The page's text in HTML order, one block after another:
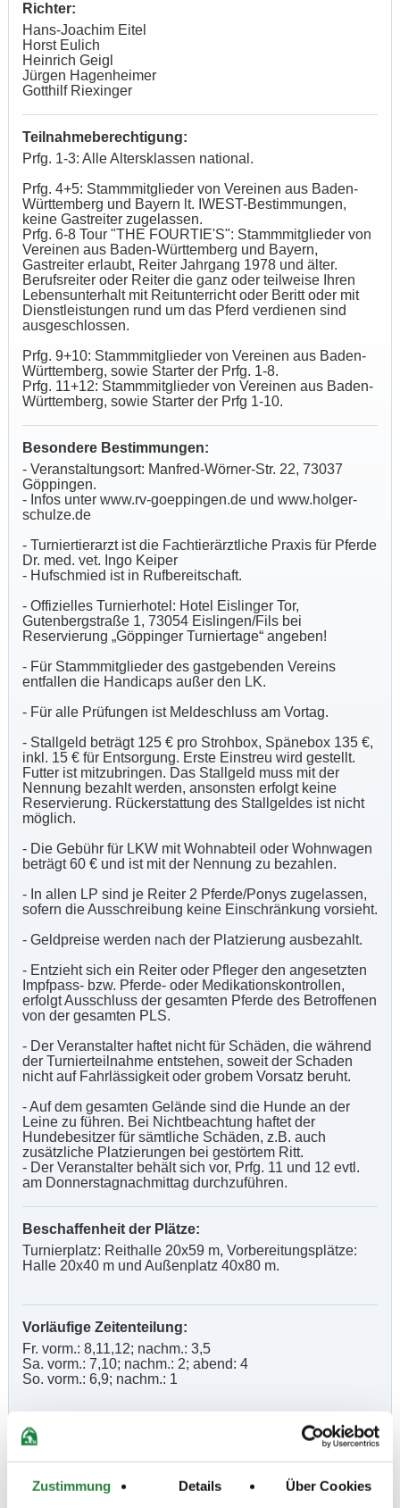
Zustimmung Details Über Cookies
Richter:
Hans-Joachim Eitel
Horst Eulich
Heinrich Geigl
Jürgen Hagenheimer
Gotthilf Riexinger
Teilnahmeberechtigung:
Prfg. 1-3: Alle Altersklassen national.
Prfg. 4+5: Stammmitglieder von Vereinen aus Baden-
Württemberg und Bayern lt. IWEST-Bestimmungen,
keine Gastreiter zugelassen.
Prfg. 6-8 Tour "THE FOURTIE'S": Stammmitglieder von
Vereinen aus Baden-Württemberg und Bayern,
Gastreiter erlaubt, Reiter Jahrgang 1978 und älter.
Berufsreiter oder Reiter die ganz oder teilweise Ihren
Lebensunterhalt mit Reitunterricht oder Beritt oder mit
Dienstleistungen rund um das Pferd verdienen sind
ausgeschlossen.
Prfg. 9+10: Stammmitglieder von Vereinen aus Baden-
Württemberg, sowie Starter der Prfg. 1-8.
Prfg. 11+12: Stammmitglieder von Vereinen aus Baden-
Württemberg, sowie Starter der Prfg 1-10.
Besondere Bestimmungen:
- Veranstaltungsort: Manfred-Wörner-Str. 22, 73037
Göppingen.
- Infos unter www.rv-goeppingen.de und www.holger-
schulze.de
- Turniertierarzt ist die Fachtierärztliche Praxis für Pferde
Dr. med. vet. Ingo Keiper
- Hufschmied ist in Rufbereitschaft.
- Offizielles Turnierhotel: Hotel Eislinger Tor,
Gutenbergstraße 1, 73054 Eislingen/Fils bei
Reservierung „Göppinger Turniertage“ angeben!
- Für Stammmitglieder des gastgebenden Vereins
entfallen die Handicaps außer den LK.
- Für alle Prüfungen ist Meldeschluss am Vortag.
- Stallgeld beträgt 125 € pro Strohbox, Spänebox 135 €,
inkl. 15 € für Entsorgung. Erste Einstreu wird gestellt.
Futter ist mitzubringen. Das Stallgeld muss mit der
Nennung bezahlt werden, ansonsten erfolgt keine
Reservierung. Rückerstattung des Stallgeldes ist nicht
möglich.
- Die Gebühr für LKW mit Wohnabteil oder Wohnwagen
beträgt 60 € und ist mit der Nennung zu bezahlen.
- In allen LP sind je Reiter 2 Pferde/Ponys zugelassen,
sofern die Ausschreibung keine Einschränkung vorsieht.
- Geldpreise werden nach der Platzierung ausbezahlt.
- Entzieht sich ein Reiter oder Pfleger den angesetzten
Impfpass- bzw. Pferde- oder Medikationskontrollen,
erfolgt Ausschluss der gesamten Pferde des Betroffenen
von der gesamten PLS.
- Der Veranstalter haftet nicht für Schäden, die während
der Turnierteilnahme entstehen, soweit der Schaden
nicht auf Fahrlässigkeit oder grobem Vorsatz beruht.
- Auf dem gesamten Gelände sind die Hunde an der
Leine zu führen. Bei Nichtbeachtung haftet der
Hundebesitzer für sämtliche Schäden, z.B. auch
zusätzliche Platzierungen bei gestörtem Ritt.
- Der Veranstalter behält sich vor, Prfg. 11 und 12 evtl.
am Donnerstagnachmittag durchzuführen.
Beschaffenheit der Plätze:
Turnierplatz: Reithalle 20x59 m, Vorbereitungsplätze:
Halle 20x40 m und Außenplatz 40x80 m.
Vorläufige Zeitenteilung:
Fr. vorm.: 8,11,12; nachm.: 3,5
Sa. vorm.: 7,10; nachm.: 2; abend: 4
So. vorm.: 6,9; nachm.: 1
Ergebnisse:
Zu den Ergebnissen auf www.fn-erfolgsdaten.de